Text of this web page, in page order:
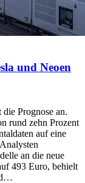
und Neoen
Prognose an.
rund zehn Prozent
auf eine
an die neue
493 Euro, behielt